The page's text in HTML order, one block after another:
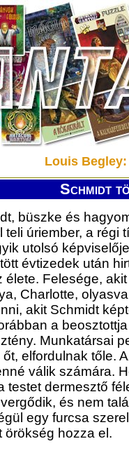
Louis
Schmidt
büszke és
teli úriember, a régi
utolsó
évtizedek után
élete. Felesége,
Charlotte,
akit Schmidt
a
Munkatársai
őt, elfordulnak tőle.
válik számára.
testet dermesztő
és nem
egy furcsa
örökség hozza el.